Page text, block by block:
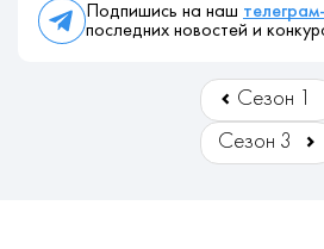
Подпишись на наш
последних новостей и
Сезон 1
Сезон 3